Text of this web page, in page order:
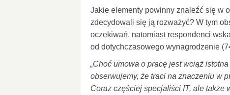
Jakie elementy powinny znaleźć się w
zdecydowali się ją rozważyć? W tym
oczekiwań, natomiast respondenci
od dotychczasowego wynagrodzenie
„Choć umowa o pracę jest wciąż
obserwujemy, że traci na znaczeniu w
Coraz częściej specjaliści IT, ale także